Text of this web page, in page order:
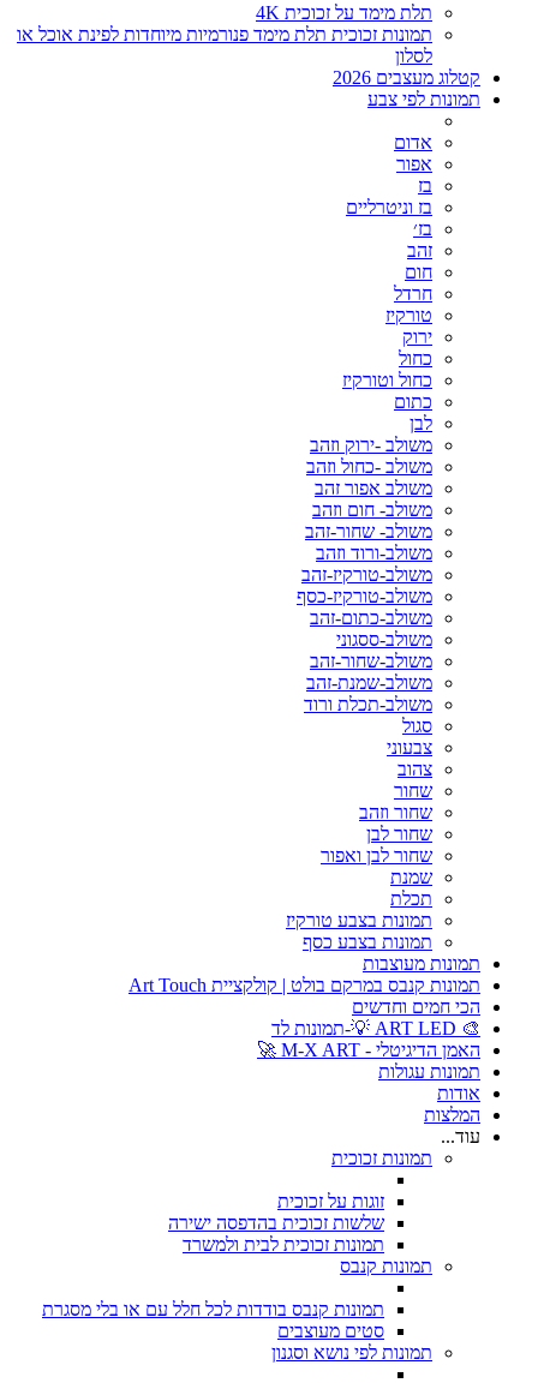
תלת מימד על זכוכית 4K
תמונות זכוכית תלת מימד פנורמיות מיוחדות לפינת אוכל או
לסלון
קטלוג מעצבים 2026
תמונות לפי צבע
אדום
אפור
בז
בז וניטרליים
בז׳
זהב
חום
חרדל
טורקיז
ירוק
כחול
כחול וטורקיז
כתום
לבן
משולב -ירוק וזהב
משולב -כחול וזהב
משולב אפור זהב
משולב- חום וזהב
משולב- שחור-זהב
משולב-ורוד וזהב
משולב-טורקיז-זהב
משולב-טורקיז-כסף
משולב-כתום-זהב
משולב-ססגוני
משולב-שחור-זהב
משולב-שמנת-זהב
משולב-תכלת ורוד
סגול
צבעוני
צהוב
שחור
שחור וזהב
שחור לבן
שחור לבן ואפור
שמנת
תכלת
תמונות בצבע טורקיז
תמונות בצבע כסף
תמונות מעוצבות
תמונות קנבס במרקם בולט | קולקציית Art Touch
הכי חמים וחדשים
🎨 ART LED 💡-תמונות לד
האמן הדיגיטלי - M-X ART 🚀
תמונות עגולות
אודות
המלצות
עוד...
תמונות זכוכית
זוגות על זכוכית
שלשות זכוכית בהדפסה ישירה
תמונות זכוכית לבית ולמשרד
תמונות קנבס
תמונות קנבס בודדות לכל חלל עם או בלי מסגרת
סטים מעוצבים
תמונות לפי נושא וסגנון